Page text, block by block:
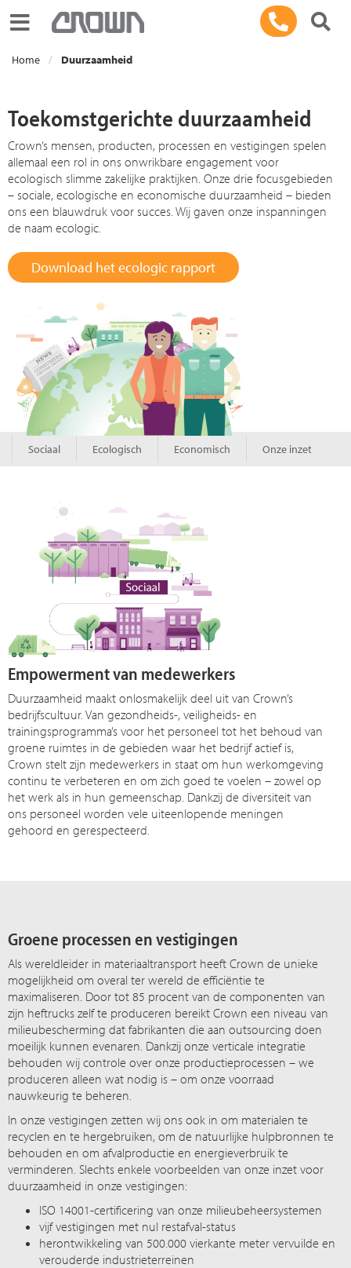
Toggle navigation
Home Duurzaamheid
Toekomstgerichte duurzaamheid
Crown’s mensen, producten, processen en vestigingen spelen
allemaal een rol in ons onwrikbare engagement voor
ecologisch slimme zakelijke praktijken. Onze drie focusgebieden
– sociale, ecologische en economische duurzaamheid – bieden
ons een blauwdruk voor succes. Wij gaven onze inspanningen
de naam ecologic.
Download het ecologic rapport
Sociaal Ecologisch Economisch Onze inzet
Empowerment van medewerkers
Duurzaamheid maakt onlosmakelijk deel uit van Crown’s
bedrijfscultuur. Van gezondheids-, veiligheids- en
trainingsprogramma’s voor het personeel tot het behoud van
groene ruimtes in de gebieden waar het bedrijf actief is,
Crown stelt zijn medewerkers in staat om hun werkomgeving
continu te verbeteren en om zich goed te voelen – zowel op
het werk als in hun gemeenschap. Dankzij de diversiteit van
ons personeel worden vele uiteenlopende meningen
gehoord en gerespecteerd.
Groene processen en vestigingen
Als wereldleider in materiaaltransport heeft Crown de unieke
mogelijkheid om overal ter wereld de efficiëntie te
maximaliseren. Door tot 85 procent van de componenten van
zijn heftrucks zelf te produceren bereikt Crown een niveau van
milieubescherming dat fabrikanten die aan outsourcing doen
moeilijk kunnen evenaren. Dankzij onze verticale integratie
behouden wij controle over onze productieprocessen – we
produceren alleen wat nodig is – om onze voorraad
nauwkeurig te beheren.
In onze vestigingen zetten wij ons ook in om materialen te
recyclen en te hergebruiken, om de natuurlijke hulpbronnen te
behouden en om afvalproductie en energieverbruik te
verminderen. Slechts enkele voorbeelden van onze inzet voor
duurzaamheid in onze vestigingen:
ISO 14001-certificering van onze milieubeheersystemen
vijf vestigingen met nul restafval-status
herontwikkeling van 500.000 vierkante meter vervuilde en
verouderde industrieterreinen